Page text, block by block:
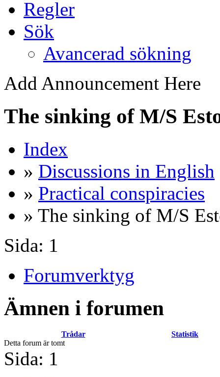
Regler
Sök
Avancerad sökning
Add Announcement Here
The sinking of M/S
Index
» Discussions in English
» Practical conspiracies
» The sinking of M/S
Sida: 1
Forumverktyg
Ämnen i forumen
Trådar
Statistik
Detta forum är tomt
Sida: 1